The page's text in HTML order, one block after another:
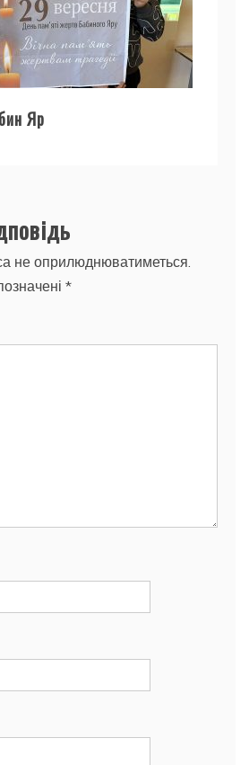
Яр
не оприлюднюватиметься.
*